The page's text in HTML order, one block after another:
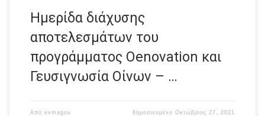
Ημερίδα διάχυσης
αποτελεσμάτων του
προγράμματος Oenovation και
Γευσιγνωσία Οίνων – …
Από evmagou δημοσιευμένοΟκτώβριος 27, 2021